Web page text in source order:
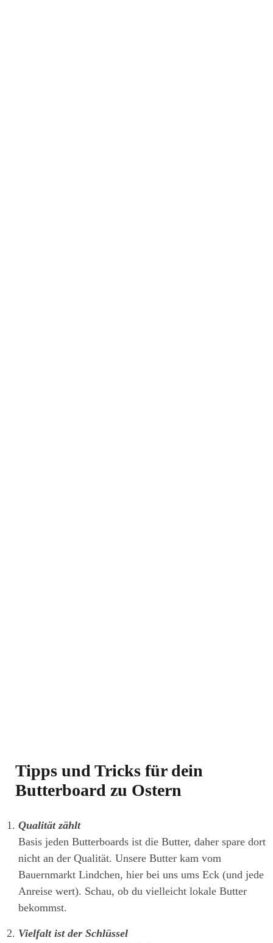
Tipps und Tricks für dein
Butterboard zu Ostern
Qualität zählt
Basis jeden Butterboards ist die Butter, daher spare dort
nicht an der Qualität. Unsere Butter kam vom
Bauernmarkt Lindchen, hier bei uns ums Eck (und jede
Anreise wert). Schau, ob du vielleicht lokale Butter
bekommst.
Vielfalt ist der Schlüssel